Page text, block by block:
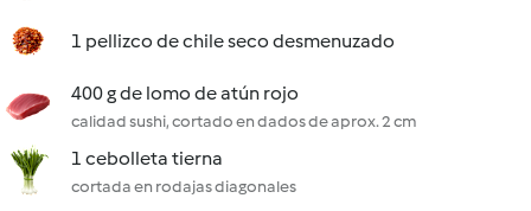
1 pellizco de chile seco desmenuzado
400 g de lomo de atún rojo
calidad sushi, cortado en dados de aprox. 2 cm
1 cebolleta tierna
cortada en rodajas diagonales